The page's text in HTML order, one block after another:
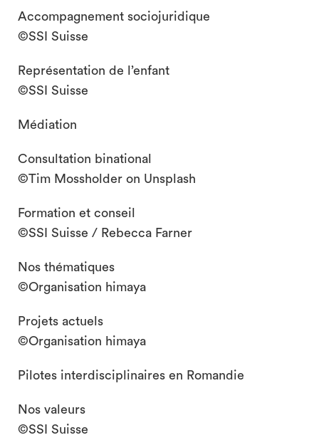
Accompagnement sociojuridique
©SSI Suisse
Représentation de l’enfant
©SSI Suisse
Médiation
Consultation binational
©Tim Mossholder on Unsplash
Formation et conseil
©SSI Suisse / Rebecca Farner
Nos thématiques
©Organisation himaya
Projets actuels
©Organisation himaya
Pilotes interdisciplinaires en Romandie
Nos valeurs
©SSI Suisse